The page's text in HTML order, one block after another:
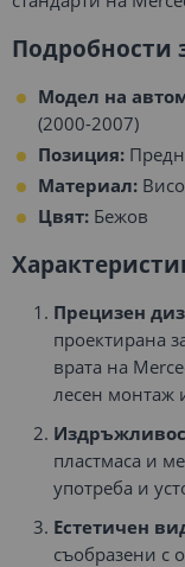
Подробности
Модел на
(2000-2007)
Позиция:
Материал:
Цвят: Бежов
Прецизен
проектирана
врата на
лесен монтаж
пластмаса и
употреба и
Естетичен
съобразени с